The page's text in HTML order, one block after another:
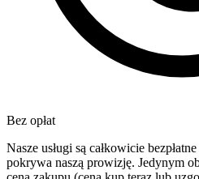
Bez opłat
Nasze usługi są całkowicie
pokrywa naszą prowizję. Jedynym